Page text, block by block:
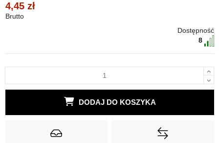
4,45 zł
Brutto
Dostępność
8
DODAJ DO KOSZYKA